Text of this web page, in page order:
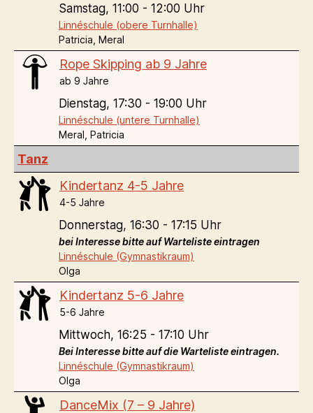
Samstag, 11:00 - 12:00 Uhr
Linnéschule (obere Turnhalle)
Patricia, Meral
Rope Skipping ab 9 Jahre
ab 9 Jahre
Dienstag, 17:30 - 19:00 Uhr
Linnéschule (untere Turnhalle)
Meral, Patricia
Tanz
Kindertanz 4-5 Jahre
4-5 Jahre
Donnerstag, 16:30 - 17:15 Uhr
bei Interesse bitte auf Warteliste eintragen
Linnéschule (Gymnastikraum)
Olga
Kindertanz 5-6 Jahre
5-6 Jahre
Mittwoch, 16:25 - 17:10 Uhr
Bei Interesse bitte auf die Warteliste eintragen.
Linnéschule (Gymnastikraum)
Olga
DanceMix (7 – 9 Jahre)